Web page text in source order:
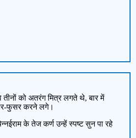
को अतरंग मित्र लगते थे, बार में
फुसर करने लगे।
के तेज कर्ण उन्हें स्पष्ट सुन पा रहे